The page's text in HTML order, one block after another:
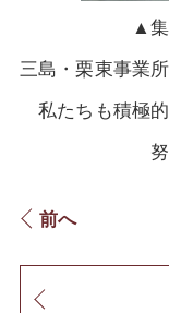
▲集
三島・栗東事業
私たちも積極
前へ